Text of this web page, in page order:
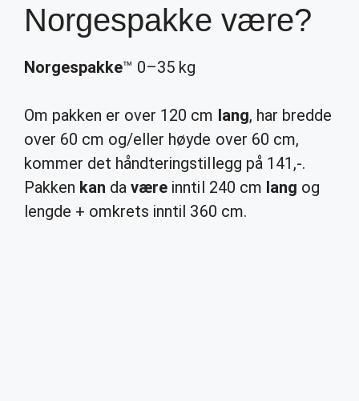
Norgespakke være?
Norgespakke™ 0–35 kg
Om pakken er over 120 cm lang, har bredde
over 60 cm og/eller høyde over 60 cm,
kommer det håndteringstillegg på 141,-.
Pakken kan davære inntil 240 cm lang og
lengde + omkrets inntil 360 cm.